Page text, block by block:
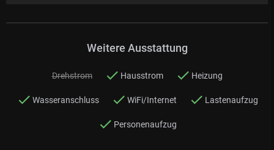
Weitere Ausstattung
Drehstrom Hausstrom Heizung
Wasseranschluss WiFi/Internet Lastenaufzug
Personenaufzug